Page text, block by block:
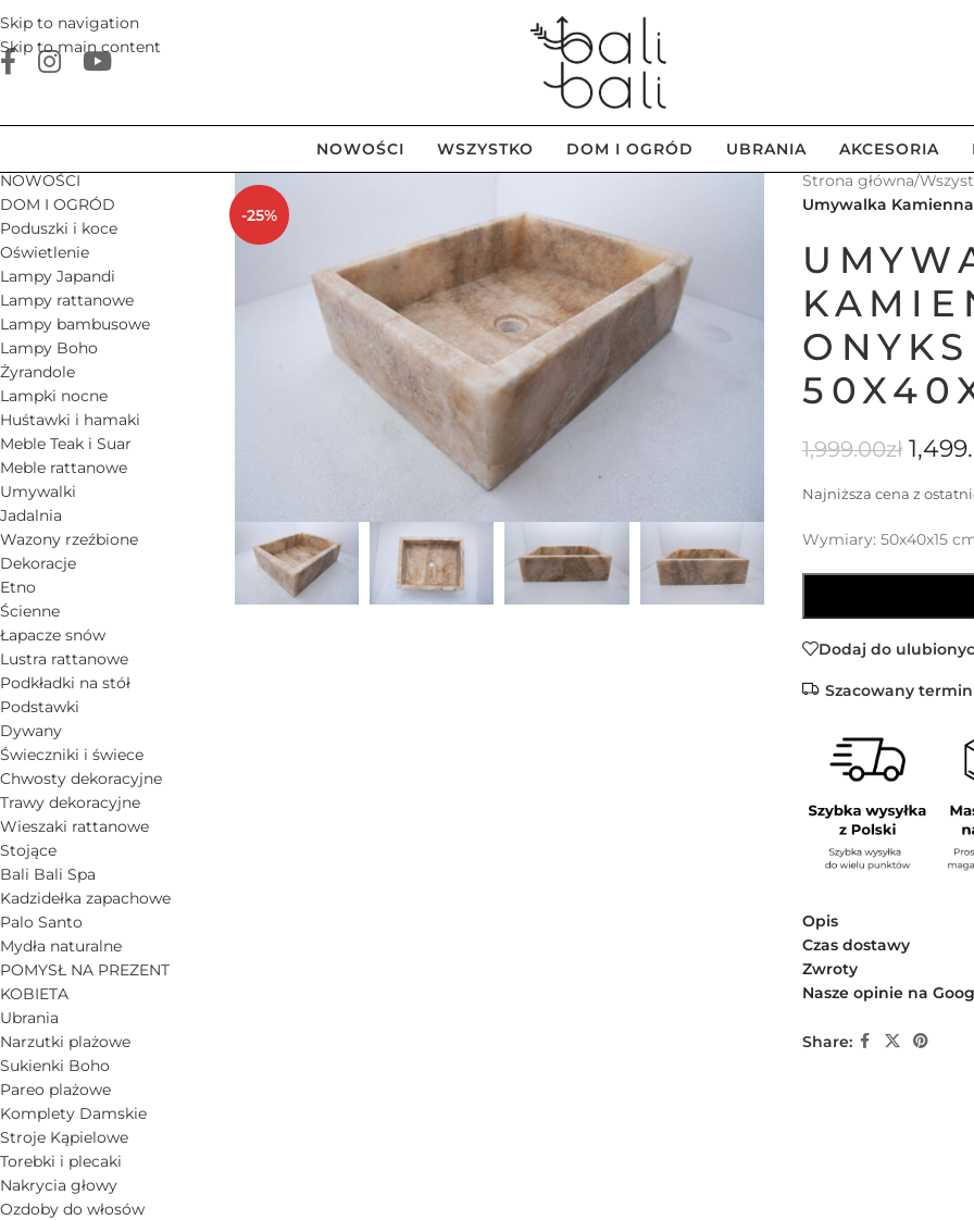
Skip to navigation
Skip to main content
NOWOŚCI WSZYSTKO DOM I OGRÓD UBRANIA AKCESORIA
NOWOŚCI
DOM I OGRÓD
Poduszki i koce
Oświetlenie
Lampy Japandi
Lampy rattanowe
Lampy bambusowe
Lampy Boho
Żyrandole
Lampki nocne
Huśtawki i hamaki
Meble Teak i Suar
Meble rattanowe
Umywalki
Jadalnia
Wazony rzeźbione
Dekoracje
Etno
Ścienne
Łapacze snów
Lustra rattanowe
Podkładki na stół
Podstawki
Dywany
Świeczniki i świece
Chwosty dekoracyjne
Trawy dekoracyjne
Wieszaki rattanowe
Stojące
Bali Bali Spa
Kadzidełka zapachowe
Palo Santo
Mydła naturalne
POMYSŁ NA PREZENT
KOBIETA
Ubrania
Narzutki plażowe
Sukienki Boho
Pareo plażowe
Komplety Damskie
Stroje Kąpielowe
Torebki i plecaki
Nakrycia głowy
Ozdoby do włosów
-25%
Strona główna/
Umywalka Kamienna
1,999.00zł
Najniższa cena z
Wymiary: 50x40x15
Dodaj do
Szacowany
Opis
Czas dostawy
Zwroty
Nasze opinie na
Share: